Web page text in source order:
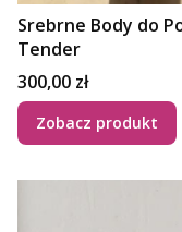
Srebrne Body do
Tender
Cena
300,00 zł
Zobacz produkt